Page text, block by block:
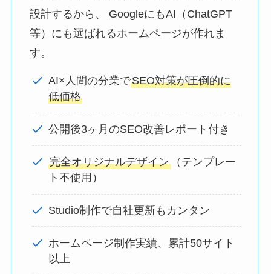
設計するから、 GoogleにもAI（ChatGPT
等）にも選ばれるホームページが作れま
す。
AI×人間の分業でSEO対策が圧倒的に
低価格
公開後3ヶ月のSEO改善レポート付き
完全オリジナルデザイン （テンプレー
ト不使用）
Studio制作で自社更新もカンタン
ホームページ制作実績、累計50サイト
以上